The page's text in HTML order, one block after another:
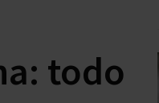
todo